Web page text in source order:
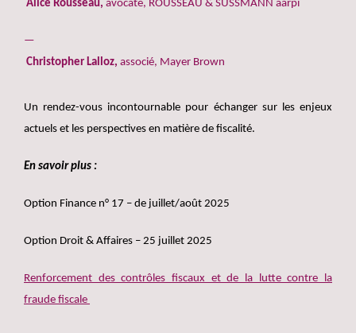
Alice Rousseau, avocate, ROUSSEAU & SUSSMANN aarpi
Christopher Lalloz, associé, Mayer Brown
Un rendez-vous incontournable pour échanger sur les enjeux
actuels et les perspectives en matière de fiscalité.
En savoir plus :
Option Finance n° 17 – de juillet/août 2025
Option Droit & Affaires – 25 juillet 2025
Renforcement des contrôles fiscaux et de la lutte contre la
fraude fiscale